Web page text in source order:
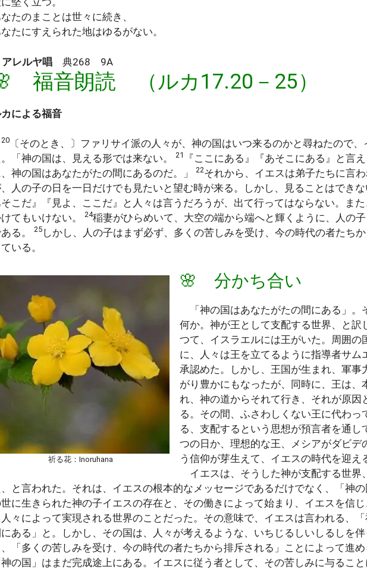
たのまことは世々に続き、
たにすえられた地はゆるがない。
アレルヤ唱 典268 9A
福音朗読 （ルカ17.20－25）
による福音
20
〔そのとき、〕ファリサイ派の人々が、神の国はいつ来るのかと尋ねたので
「神の国は、見える形では来ない。
21
『ここにある』『あそこにある』と言
神の国はあなたがたの間にあるのだ。」
22それから、イエスは弟子たちに言
人の子の日を一日だけでも見たいと望む時が来る。しかし、見ることはできな
こだ』『見よ、ここだ』と人々は言うだろうが、出て行ってはならない。ま
てもいけない。
24稲妻がひらめいて、大空の端から端へと輝くように、人の
る。
25 しかし、人の子はまず必ず、多くの苦しみを受け、今の時代の者たち
いる。
祈る花：Inoruhana
🌸 分かち合い
「神の国はあなたがたの間にある」。
何か。神が王として支配する世界、と訳
つて、イスラエルには王がいた。周囲の
に、人々は王を立てるように指導者サム
承認めた。しかし、王国が生まれ、軍事
がり豊かにもなったが、同時に、王は、
れ、神の道からそれて行き、それが原因
る。その間、ふさわしくない王に代わっ
る、支配するという思想が預言者を通し
つの日か、理想的な王、メシアがダビデ
う信仰が芽生えて、イエスの時代を迎え
イエスは、そうした神が支配する世界
と言われた。それは、イエスの根本的なメッセージであるだけでなく、「神
に生きられた神の子イエスの存在と、その働きによって始まり、イエスを信
人々によって実現される世界のことだった。その意味で、イエスは言われる、
ある」と。しかし、その国は、人々が考えるような、いちじるしいしるしを
、「多くの苦しみを受け、今の時代の者たちから排斥される」ことによって進め
神の国」はまだ完成途上にある。イエスに従う者として、その苦しみに与るこ